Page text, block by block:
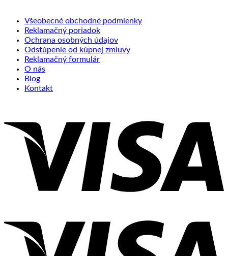
Všeobecné obchodné podmienky
Reklamačný poriadok
Ochrana osobných údajov
Odstúpenie od kúpnej zmluvy
Reklamačný formulár
O nás
Blog
Kontakt